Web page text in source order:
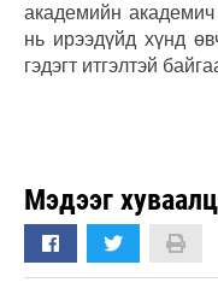
академийн
нь ирээдүйд хүнд
гэдэгт итгэлтэй
Мэдээг